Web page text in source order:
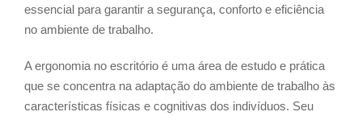
essencial para garantir a segurança, conforto e eficiência
no ambiente de trabalho.
A ergonomia no escritório é uma área de estudo e prática
que se concentra na adaptação do ambiente de trabalho às
características físicas e cognitivas dos indivíduos. Seu